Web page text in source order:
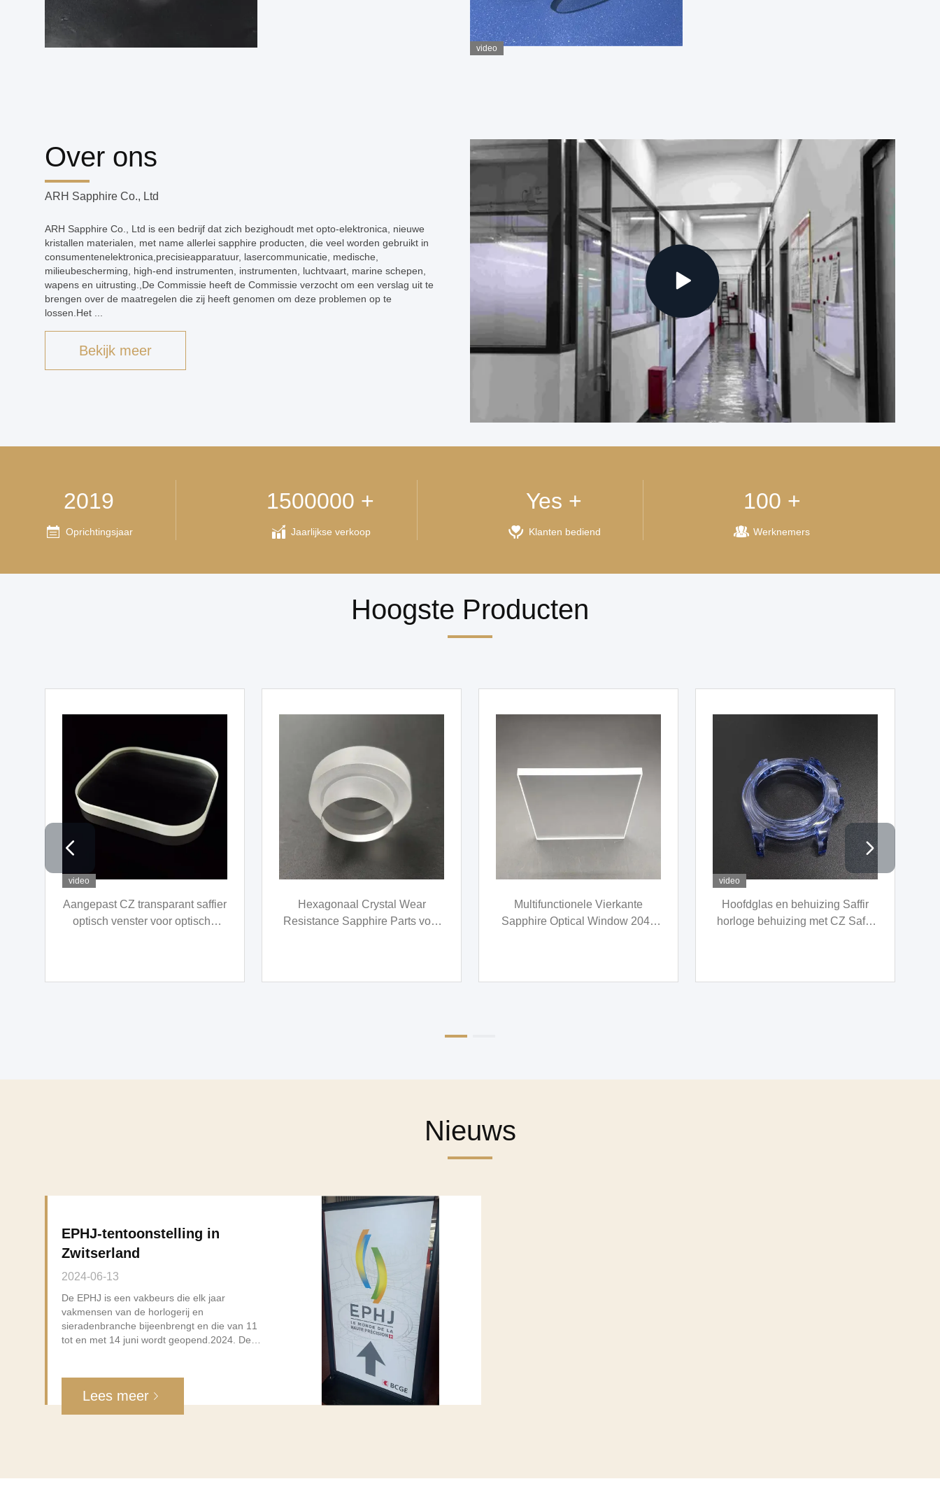
video
Over ons
ARH Sapphire Co., Ltd
ARH Sapphire Co., Ltd is een bedrijf dat zich bezighoudt met opto-elektronica, nieuwe
kristallen materialen, met name allerlei sapphire producten, die veel worden gebruikt in
consumentenelektronica,precisieapparatuur, lasercommunicatie, medische,
milieubescherming, high-end instrumenten, instrumenten, luchtvaart, marine schepen,
wapens en uitrusting.,De Commissie heeft de Commissie verzocht om een verslag uit te
brengen over de maatregelen die zij heeft genomen om deze problemen op te
lossen.Het ...
Bekijk meer
2019
Oprichtingsjaar
1500000 +
Jaarlijkse verkoop
Yes +
Klanten bediend
100 +
Werknemers
Hoogste Producten
Hexagonaal Crystal Wear
Resistance Sapphire Parts voor
Multifunctionele Vierkante
Sapphire Optical Window 2040
video
Hoofdglas en behuizing Saffir
horloge behuizing met CZ Saffir
video
Op maat gemaakte maat
Sapphire Crystal Horlogekast
Nieuws
EPHJ-tentoonstelling in
Zwitserland
2024-06-13
De EPHJ is een vakbeurs die elk jaar
vakmensen van de horlogerij en
sieradenbranche bijeenbrengt en die van 11
tot en met 14 juni wordt geopend.2024. De
en productie (materialen, processen,
bezoekers.
Lees meer